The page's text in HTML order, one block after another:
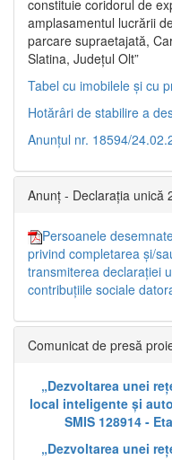
constituie coridorul de
amplasamentul lucrării
parcare supraetajată,
Slatina, Județul Olt”
Tabel cu imobilele și cu
Hotărâri de stabilire a
Anunțul nr. 18594/
Anunț - Declarația unică
Persoanele
privind completarea și/
transmiterea declarației
contribuțiile sociale
Comunicat de presă
„Dezvoltarea unei
local inteligente și
SMIS 128914 -
„Dezvoltarea unei